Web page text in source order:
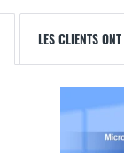
LES CLIENTS